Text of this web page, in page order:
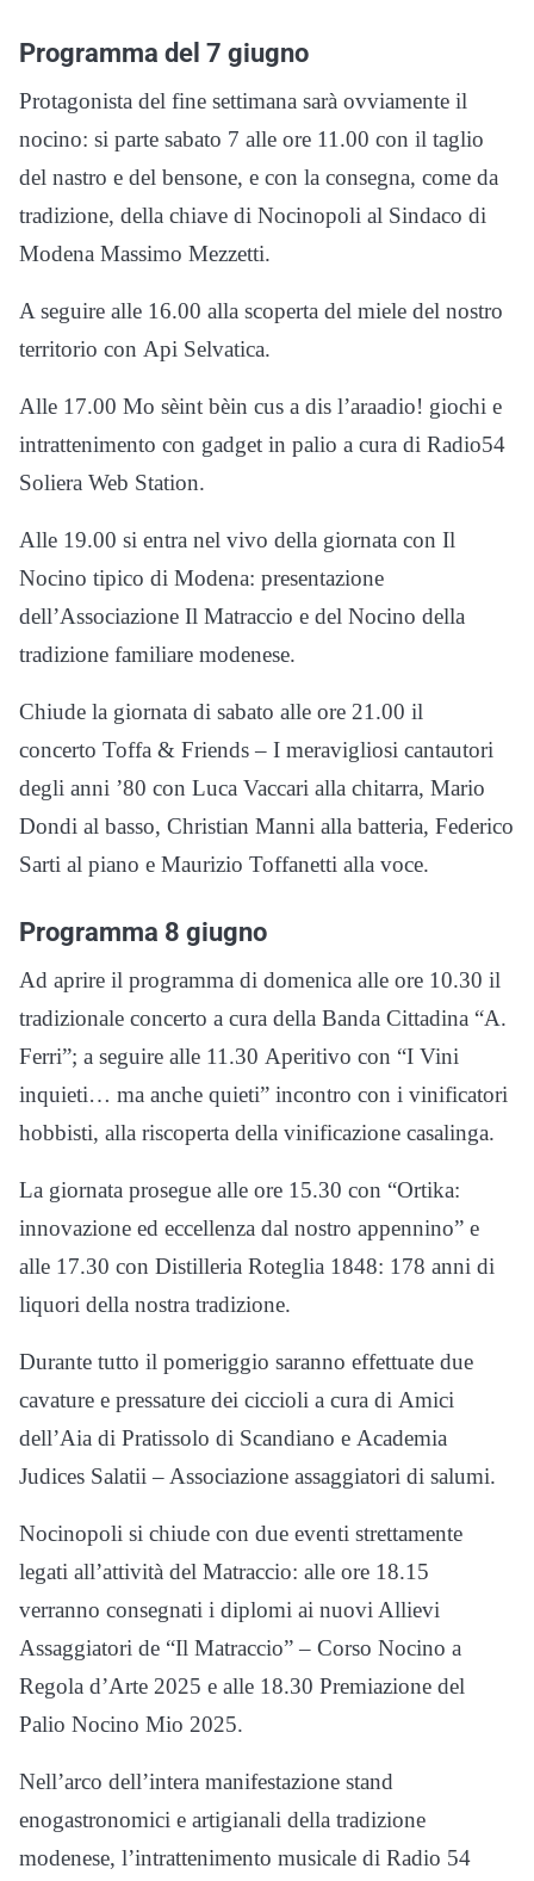
Programma del 7 giugno
Protagonista del fine settimana sarà ovviamente il
nocino: si parte sabato 7 alle ore 11.00 con il taglio
del nastro e del bensone, e con la consegna, come da
tradizione, della chiave di Nocinopoli al Sindaco di
Modena Massimo Mezzetti.
A seguire alle 16.00 alla scoperta del miele del nostro
territorio con Api Selvatica.
Alle 17.00 Mo sèint bèin cus a dis l’araadio! giochi e
intrattenimento con gadget in palio a cura di Radio54
Soliera Web Station.
Alle 19.00 si entra nel vivo della giornata con Il
Nocino tipico di Modena: presentazione
dell’Associazione Il Matraccio e del Nocino della
tradizione familiare modenese.
Chiude la giornata di sabato alle ore 21.00 il
concerto Toffa & Friends – I meravigliosi cantautori
degli anni ’80 con Luca Vaccari alla chitarra, Mario
Dondi al basso, Christian Manni alla batteria, Federico
Sarti al piano e Maurizio Toffanetti alla voce.
Programma 8 giugno
Ad aprire il programma di domenica alle ore 10.30 il
tradizionale concerto a cura della Banda Cittadina “A.
Ferri”; a seguire alle 11.30 Aperitivo con “I Vini
inquieti… ma anche quieti” incontro con i vinificatori
hobbisti, alla riscoperta della vinificazione casalinga.
La giornata prosegue alle ore 15.30 con “Ortika:
innovazione ed eccellenza dal nostro appennino” e
alle 17.30 con Distilleria Roteglia 1848: 178 anni di
liquori della nostra tradizione.
Durante tutto il pomeriggio saranno effettuate due
cavature e pressature dei ciccioli a cura di Amici
dell’Aia di Pratissolo di Scandiano e Academia
Judices Salatii – Associazione assaggiatori di salumi.
Nocinopoli si chiude con due eventi strettamente
legati all’attività del Matraccio: alle ore 18.15
verranno consegnati i diplomi ai nuovi Allievi
Assaggiatori de “Il Matraccio” – Corso Nocino a
Regola d’Arte 2025 e alle 18.30 Premiazione del
Palio Nocino Mio 2025.
Nell’arco dell’intera manifestazione stand
enogastronomici e artigianali della tradizione
modenese, l’intrattenimento musicale di Radio 54